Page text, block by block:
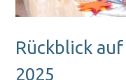
Rückblick
2025